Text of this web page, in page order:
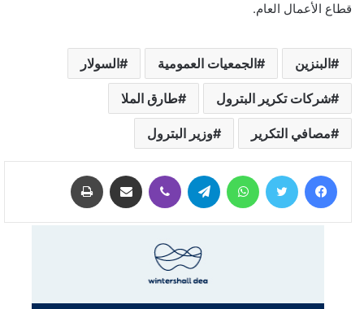
قطاع الأعمال العام.
البنزين الجمعيات العمومية السولار
شركات تكرير البترول طارق الملا
مصافي التكرير وزير البترول
فيسبوك تويتر واتساب تيلقرام ڤايبر مشاركة عبر البريد